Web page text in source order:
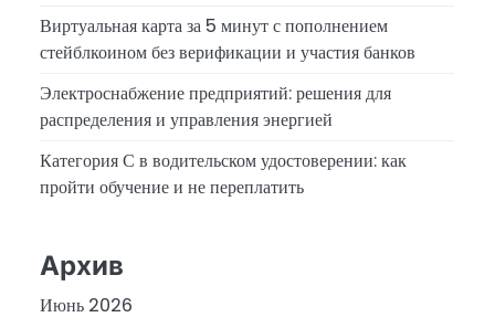
Виртуальная карта за 5 минут с пополнением
стейблкоином без верификации и участия банков
Электроснабжение предприятий: решения для
распределения и управления энергией
Категория С в водительском удостоверении: как
пройти обучение и не переплатить
Архив
Июнь 2026